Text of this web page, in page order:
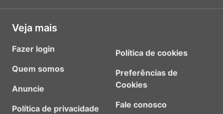
Veja mais
Fazer login
Quem somos
Anuncie
Política de privacidade
Política de cookies
Preferências de
Cookies
Fale conosco